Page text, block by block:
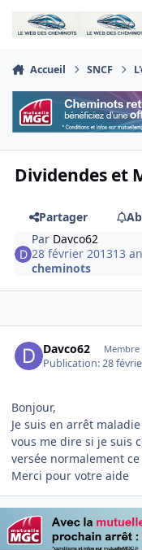
Aller au contenu
Accueil SNCF
Dividendes et
Partager
Par Davco62
28 février 201313
cheminots
Davco62 Membre
Publication:28
Bonjour,
Je suis en arrêt
vous me dire si je suis
versée normalement ce
Merci pour votre aide